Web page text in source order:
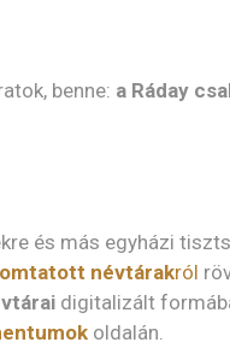
benne: a Ráday
és más egyházi
névtárakról
digitalizált
oldalán.